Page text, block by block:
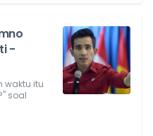
-
waktu itu
soal